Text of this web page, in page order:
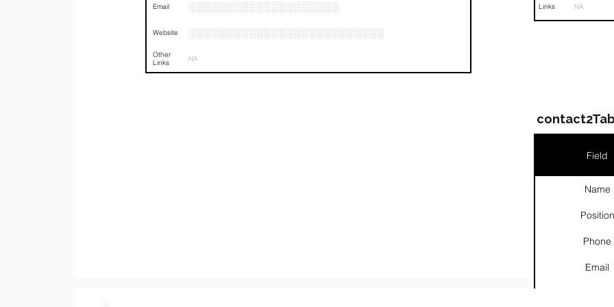
Email ░░░░░░░░░░░░░░░░░░░░
Website ░░░░░░░░░░░░░░░░░░░░░░░░░░
Other
Links
NA
Links NA
Field
Name
Position
Phone
Email